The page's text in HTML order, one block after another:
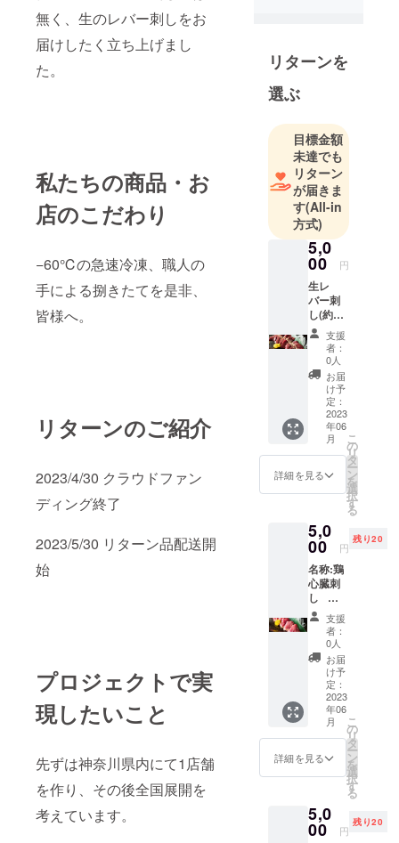
無く、生のレバー刺しをお
届けしたく立ち上げまし
た。
私たちの商品・お
店のこだわり
−60℃の急速冷凍、職人の
手による捌きたてを是非、
皆様へ。
リターンのご紹介
2023/4/30 クラウドファン
ディング終了
2023/5/30 リターン品配送開
始
プロジェクトで実
現したいこと
先ずは神奈川県内にて1店舗
を作り、その後全国展開を
考えています。
リターンを
選ぶ
目標金額
未達でも
リターン
が届きま
す(All-in
方式)
5,0
00 円
生レ
バー刺
し(約
50g×2)
をお送
り致し
ます！
名称:鶏
レバー
刺し 重
量:約
50g×2
保存方
法:冷凍
賞味期
限:14日
国:日本
産地:愛
知県
支援
者：
0人
お届
け予
定：
2023
年06
月
詳細を見る
こ
の
リ
タ
ー
ン
を
選
択
す
る
5,0
00 円
残り20
名称:鶏
心臓刺
し 重
量:約
50g×2
保存方
法:冷
凍 賞味
期限:30
日間
原産国:
日本
産地:愛
知県
支援
者：
0人
お届
け予
定：
2023
年06
月
詳細を見る
こ
の
リ
タ
ー
ン
を
選
択
す
る
5,0
00 円
残り20